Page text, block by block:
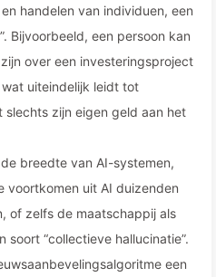
handelen van individuen, een
Bijvoorbeeld, een persoon kan
over een investeringsproject
uiteindelijk leidt tot
slechts zijn eigen geld aan het
breedte van AI-systemen,
voortkomen uit AI duizenden
of zelfs de maatschappij als
“collectieve hallucinatie”.
een